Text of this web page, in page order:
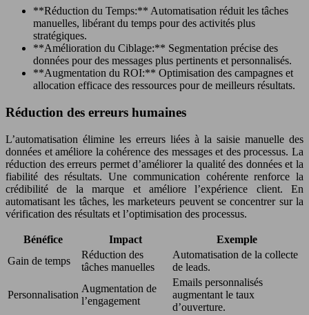
**Réduction du Temps:** Automatisation réduit les tâches
manuelles, libérant du temps pour des activités plus
stratégiques.
**Amélioration du Ciblage:** Segmentation précise des
données pour des messages plus pertinents et personnalisés.
**Augmentation du ROI:** Optimisation des campagnes et
allocation efficace des ressources pour de meilleurs résultats.
Réduction des erreurs humaines
L’automatisation élimine les erreurs liées à la saisie manuelle des
données et améliore la cohérence des messages et des processus. La
réduction des erreurs permet d’améliorer la qualité des données et la
fiabilité des résultats. Une communication cohérente renforce la
crédibilité de la marque et améliore l’expérience client. En
automatisant les tâches, les marketeurs peuvent se concentrer sur la
vérification des résultats et l’optimisation des processus.
Bénéfice Impact
Exemple
Gain de temps
Réduction des
tâches manuelles
Automatisation de la collecte
de leads.
Personnalisation
Augmentation de
l’engagement
Emails personnalisés
augmentant le taux
d’ouverture.